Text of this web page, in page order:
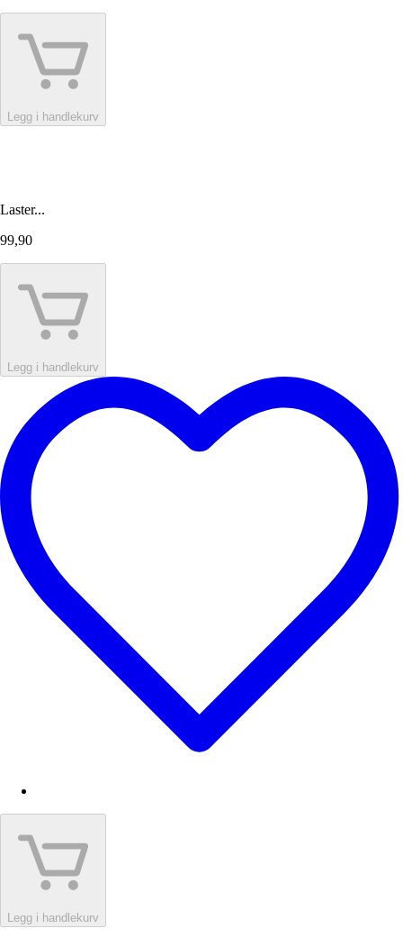
Legg i handlekurv
Laster...
99,90
Legg i handlekurv
Legg i handlekurv